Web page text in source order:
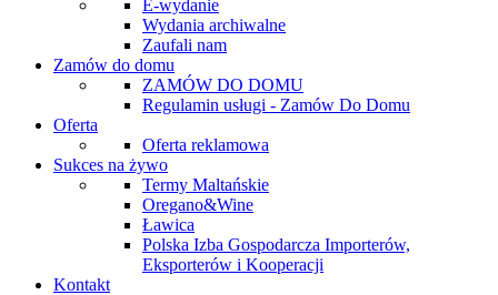
E-wydanie
Wydania archiwalne
Zaufali nam
Zamów do domu
ZAMÓW DO DOMU
Regulamin usługi - Zamów Do Domu
Oferta
Oferta reklamowa
Sukces na żywo
Termy Maltańskie
Oregano&Wine
Ławica
Polska Izba Gospodarcza Importerów,
Eksporterów i Kooperacji
Kontakt